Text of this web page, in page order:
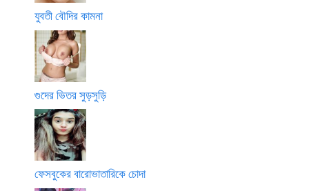
যুবতী বৌদির কামনা
গুদের ভিতর সুড়সুড়ি
ফেসবুকের বারোভাতারিকে চোদা